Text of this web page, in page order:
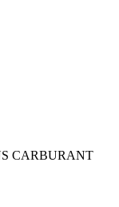
CARBURANT